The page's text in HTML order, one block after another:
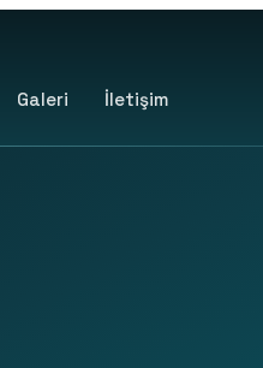
Galeri İletişim